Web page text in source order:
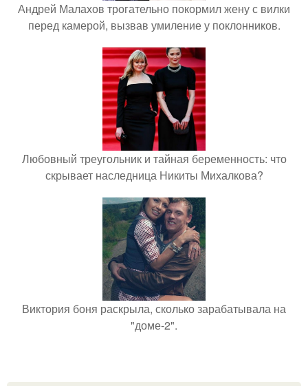
Андрей Малахов трогательно покормил жену с вилки
перед камерой, вызвав умиление у поклонников.
Любовный треугольник и тайная беременность: что
скрывает наследница Никиты Михалкова?
Виктория боня раскрыла, сколько зарабатывала на
"доме-2".